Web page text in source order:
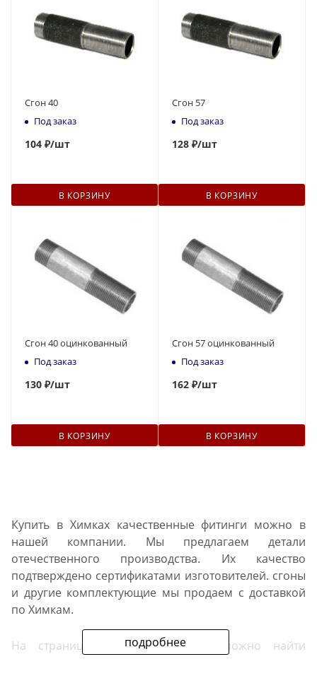
Сгон 40
Под заказ
104 ₽/шт
В КОРЗИНУ
Сгон 57
Под заказ
128 ₽/шт
В КОРЗИНУ
Сгон 40 оцинкованный
Под заказ
130 ₽/шт
В КОРЗИНУ
Сгон 57 оцинкованный
Под заказ
162 ₽/шт
В КОРЗИНУ
подробнее
Купить в Химках качественные фитинги можно в
нашей компании. Мы предлагаем детали
отечественного производства. Их качество
подтверждено сертификатами изготовителей. сгоны
и другие комплектующие мы продаем с доставкой
по Химкам.
На страницах нашего каталога можно найти